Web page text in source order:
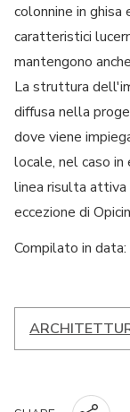
colonnine in ghisa
caratteristici
mantengono
La struttura
diffusa nella
dove viene
locale, nel caso
linea risulta
eccezione di
Compilato in